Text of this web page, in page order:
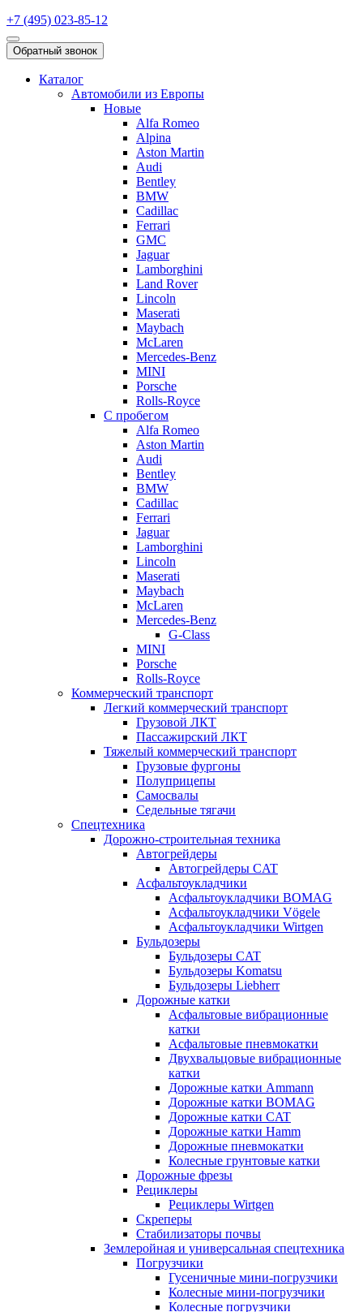
+7 (495) 023-85-12
Обратный звонок
Каталог
Автомобили из Европы
Новые
Alfa Romeo
Alpina
Aston Martin
Audi
Bentley
BMW
Cadillac
Ferrari
GMC
Jaguar
Lamborghini
Land Rover
Lincoln
Maserati
Maybach
McLaren
Mercedes-Benz
MINI
Porsche
Rolls-Royce
С пробегом
Alfa Romeo
Aston Martin
Audi
Bentley
BMW
Cadillac
Ferrari
Jaguar
Lamborghini
Lincoln
Maserati
Maybach
McLaren
Mercedes-Benz
G-Class
MINI
Porsche
Rolls-Royce
Коммерческий транспорт
Легкий коммерческий транспорт
Грузовой ЛКТ
Пассажирский ЛКТ
Тяжелый коммерческий транспорт
Грузовые фургоны
Полуприцепы
Самосвалы
Седельные тягачи
Спецтехника
Дорожно-строительная техника
Автогрейдеры
Автогрейдеры CAT
Асфальтоукладчики
Асфальтоукладчики BOMAG
Асфальтоукладчики Vögele
Асфальтоукладчики Wirtgen
Бульдозеры
Бульдозеры CAT
Бульдозеры Komatsu
Бульдозеры Liebherr
Дорожные катки
Асфальтовые вибрационные
катки
Асфальтовые пневмокатки
Двухвальцовые вибрационные
катки
Дорожные катки Ammann
Дорожные катки BOMAG
Дорожные катки CAT
Дорожные катки Hamm
Дорожные пневмокатки
Колесные грунтовые катки
Дорожные фрезы
Рециклеры
Рециклеры Wirtgen
Скреперы
Стабилизаторы почвы
Землеройная и универсальная спецтехника
Погрузчики
Гусеничные мини-погрузчики
Колесные мини-погрузчики
Колесные погрузчики